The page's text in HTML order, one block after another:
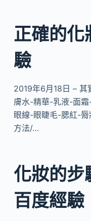
正確的
驗
2019年6月18日 – 其
膚水-精華-乳液-面
眼線-眼睫毛-腮紅-
方法/…
化妝的步
百度經驗